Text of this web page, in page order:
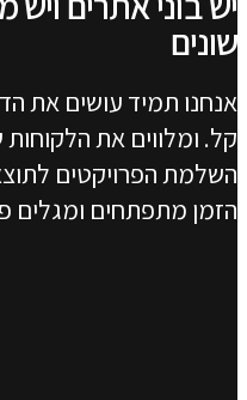
שונים
אנחנו תמיד עושים את
קל. ומלווים את
השלמת הפרויקטים
הזמן מתפתחים ומגלים